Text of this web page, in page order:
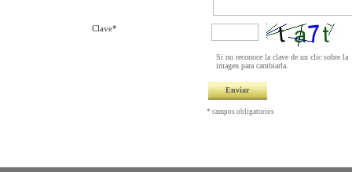
Clave*
Si no reconoce la clave de un clic sobre la
imagen para cambiarla.
* campos obligatorios